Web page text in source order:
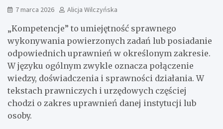
7 marca 2026 Alicja Wilczyńska
„Kompetencje” to umiejętność sprawnego
wykonywania powierzonych zadań lub posiadanie
odpowiednich uprawnień w określonym zakresie.
W języku ogólnym zwykle oznacza połączenie
wiedzy, doświadczenia i sprawności działania. W
tekstach prawniczych i urzędowych częściej
chodzi o zakres uprawnień danej instytucji lub
osoby.